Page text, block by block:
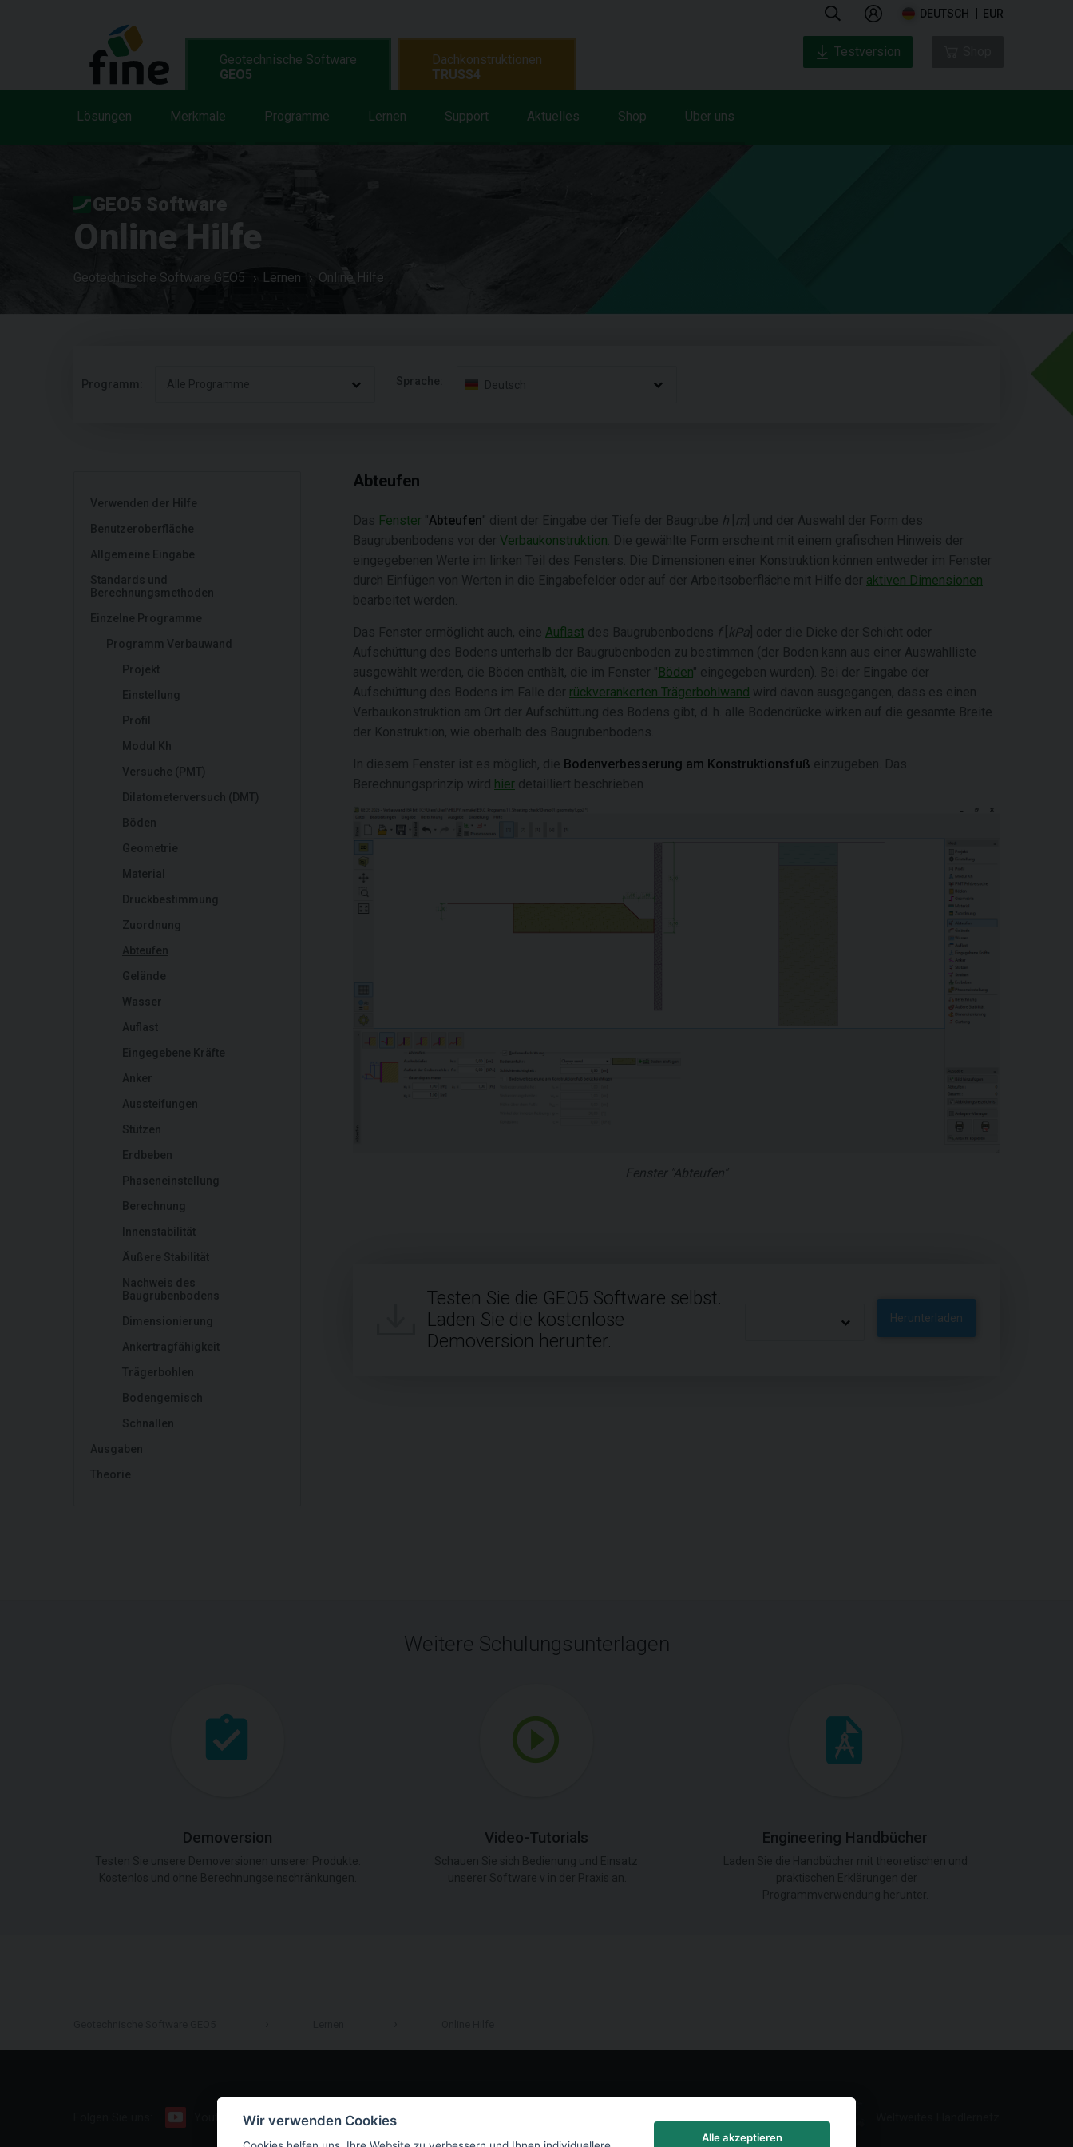
DEUTSCH EUR
Geotechnische Software
GEO5
Lösungen Merkmale Programme Lernen Support Aktuelles Shop Über uns
Dachkonstruktionen
TRUSS4
Testversion
GEO5 Software
Online Hilfe
Geotechnische Software GEO5 Lernen Online Hilfe
Programm: Alle Programme Sprache: Deutsch
Verwenden der Hilfe
Benutzeroberfläche
Allgemeine Eingabe
Standards und
Berechnungsmethoden
Einzelne Programme
Programm Verbauwand
Projekt
Einstellung
Profil
Modul Kh
Versuche (PMT)
Dilatometerversuch (DMT)
Böden
Geometrie
Material
Druckbestimmung
Zuordnung
Abteufen
Gelände
Wasser
Auflast
Eingegebene Kräfte
Anker
Aussteifungen
Stützen
Erdbeben
Phaseneinstellung
Berechnung
Innenstabilität
Äußere Stabilität
Nachweis des
Baugrubenbodens
Dimensionierung
Ankertragfähigkeit
Trägerbohlen
Bodengemisch
Schnallen
Ausgaben
Theorie
Abteufen
Das Fenster "Abteufen" dient der Eingabe der Tiefe der Baugrube h m ] und der Auswahl der Form des
Baugrubenbodens vor der Verbaukonstruktion . Die gewählte Form erscheint mit einem grafischen Hinweis der
eingegebenen Werte im linken Teil des Fensters. Die Dimensionen einer Konstruktion können entweder im Fenster
durch Einfügen von Werten in die Eingabefelder oder auf der Arbeitsoberfläche mit Hilfe der aktiven Dimensionen
bearbeitet werden.
Das Fenster ermöglicht auch, eine Auflast des Baugrubenbodens f[ kPa ] oder die Dicke der Schicht oder
Aufschüttung des Bodens unterhalb der Baugrubenboden zu bestimmen (der Boden kann aus einer Auswahlliste
ausgewählt werden, die Böden enthält, die im Fenster "Böden" eingegeben wurden). Bei der Eingabe der
Aufschüttung des Bodens im Falle der rückverankerten Trägerbohlwand wird davon ausgegangen, dass es einen
Verbaukonstruktion am Ort der Aufschüttung des Bodens gibt, d. h. alle Bodendrücke wirken auf die gesamte Breite
der Konstruktion, wie oberhalb des Baugrubenbodens.
In diesem Fenster ist es möglich, die Bodenverbesserung am Konstruktionsfuß einzugeben. Das
Berechnungsprinzip wird hier detailliert beschrieben
Fenster "Abteufen"
Testen Sie die GEO5 Software selbst.
Laden Sie die kostenlose
Demoversion herunter.
Herunterladen
Weitere Schulungsunterlagen
Demoversion Video-Tutorials Engineering Handbücher
Facebook
Wir verwenden Cookies
Alle akzeptieren